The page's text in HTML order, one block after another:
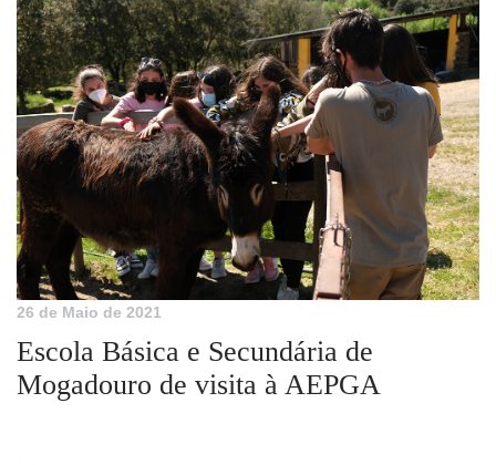
26 de Maio de 2021
Escola Básica e Secundária de
Mogadouro de visita à AEPGA